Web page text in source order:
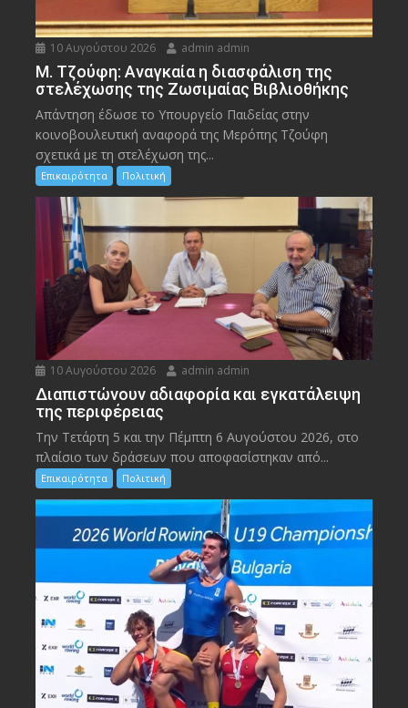
10 Αυγούστου 2026 admin admin
M. Τζούφη: Αναγκαία η διασφάλιση της
στελέχωσης της Ζωσιμαίας Βιβλιοθήκης
Απάντηση έδωσε το Υπουργείο Παιδείας στην
κοινοβουλευτική αναφορά της Μερόπης Τζούφη
σχετικά με τη στελέχωση της...
Επικαιρότητα Πολιτική
10 Αυγούστου 2026 admin admin
Διαπιστώνουν αδιαφορία και εγκατάλειψη
της περιφέρειας
Την Τετάρτη 5 και την Πέμπτη 6 Αυγούστου 2026, στο
πλαίσιο των δράσεων που αποφασίστηκαν από...
Επικαιρότητα Πολιτική